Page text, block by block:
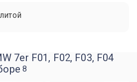
7er F01, F02, F03, F04
8